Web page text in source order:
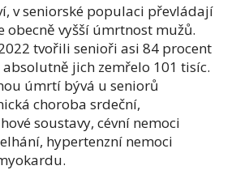
v seniorské populaci převládají
obecně vyšší úmrtnost mužů.
tvořili senioři asi 84 procent
absolutně jich zemřelo 101 tisíc.
úmrtí bývá u seniorů
choroba srdeční,
soustavy, cévní nemoci
hypertenzní nemoci